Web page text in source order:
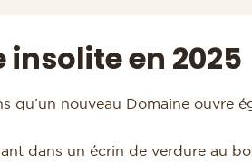
insolite en 2025
qu’un nouveau Domaine ouvre
dans un écrin de verdure au